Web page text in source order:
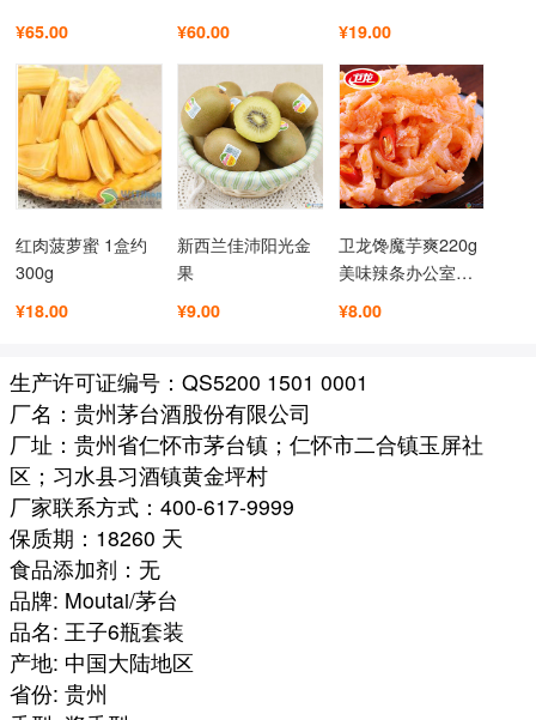
¥65.00 ¥60.00 ¥19.00
红肉菠萝蜜 1盒约
300g
¥18.00
新西兰佳沛阳光金
果
¥9.00
卫龙馋魔芋爽220g
美味辣条办公室休
闲小吃零食魔芋丝
¥8.00
生产许可证编号：QS5200 1501 0001
厂名：贵州茅台酒股份有限公司
厂址：贵州省仁怀市茅台镇；仁怀市二合镇玉屏社
区；习水县习酒镇黄金坪村
厂家联系方式：400-617-9999
保质期：18260 天
食品添加剂：无
品牌: Moutai/茅台
品名: 王子6瓶套装
产地: 中国大陆地区
省份: 贵州